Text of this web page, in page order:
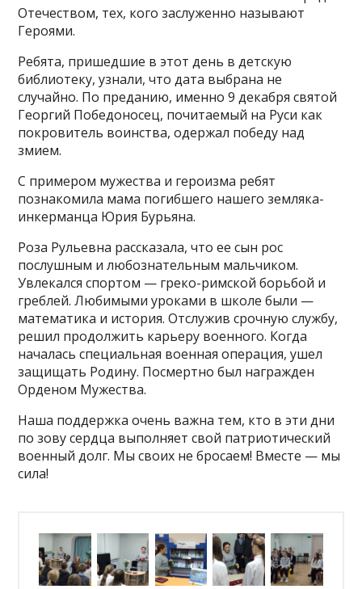
Отечеством, тех, кого заслуженно называют
Героями.
Ребята, пришедшие в этот день в детскую
библиотеку, узнали, что дата выбрана не
случайно. По преданию, именно 9 декабря святой
Георгий Победоносец, почитаемый на Руси как
покровитель воинства, одержал победу над
змием.
С примером мужества и героизма ребят
познакомила мама погибшего нашего земляка-
инкерманца Юрия Бурьяна.
Роза Рульевна рассказала, что ее сын рос
послушным и любознательным мальчиком.
Увлекался спортом — греко-римской борьбой и
греблей. Любимыми уроками в школе были —
математика и история. Отслужив срочную службу,
решил продолжить карьеру военного. Когда
началась специальная военная операция, ушел
защищать Родину. Посмертно был награжден
Орденом Мужества.
Наша поддержка очень важна тем, кто в эти дни
по зову сердца выполняет свой патриотический
военный долг. Мы своих не бросаем! Вместе — мы
сила!